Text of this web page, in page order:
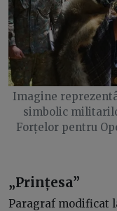
Imagine
simbolic
Forțelor pentru
„Prințesa”
Paragraf modificat